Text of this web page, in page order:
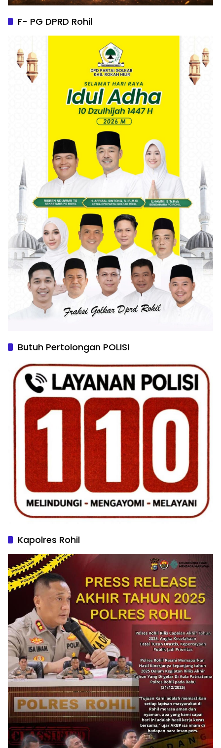
F- PG DPRD Rohil
Butuh Pertolongan POLISI
Kapolres Rohil